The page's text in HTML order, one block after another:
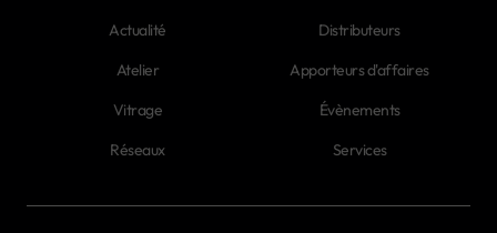
Actualité
Atelier
Vitrage
Réseaux
Distributeurs
Apporteurs d'affaires
Évènements
Services